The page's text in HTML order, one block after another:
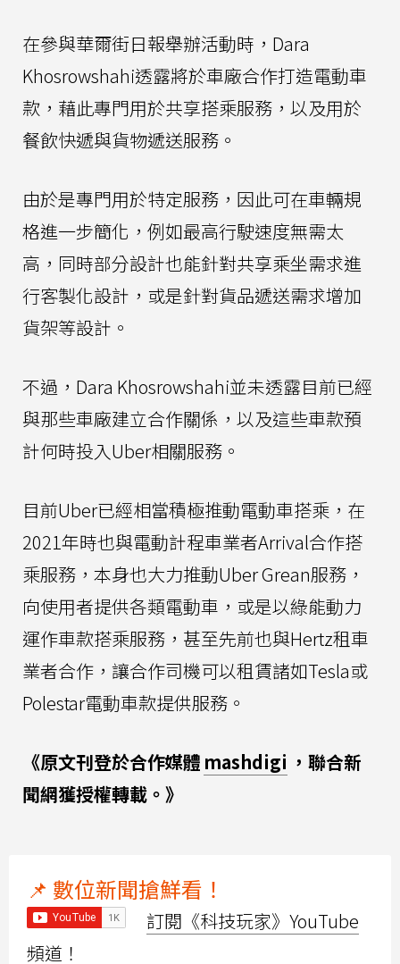
在參與華爾街日報舉辦活動時，Dara
Khosrowshahi透露將於車廠合作打造電動車
款，藉此專門用於共享搭乘服務，以及用於
餐飲快遞與貨物遞送服務。
由於是專門用於特定服務，因此可在車輛規
格進一步簡化，例如最高行駛速度無需太
高，同時部分設計也能針對共享乘坐需求進
行客製化設計，或是針對貨品遞送需求增加
貨架等設計。
不過，Dara Khosrowshahi並未透露目前已經
與那些車廠建立合作關係，以及這些車款預
計何時投入Uber相關服務。
目前Uber已經相當積極推動電動車搭乘，在
2021年時也與電動計程車業者Arrival合作搭
乘服務，本身也大力推動Uber Grean服務，
向使用者提供各類電動車，或是以綠能動力
運作車款搭乘服務，甚至先前也與Hertz租車
業者合作，讓合作司機可以租賃諸如Tesla或
Polestar電動車款提供服務。
《原文刊登於合作媒體 mashdigi ，聯合新
聞網獲授權轉載。》
📌 數位新聞搶鮮看！
訂閱《科技玩家》YouTube
頻道！